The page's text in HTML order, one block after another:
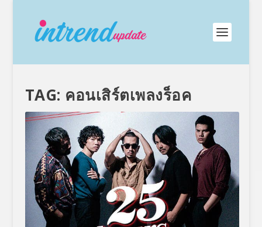
TAG: คอนเสิร์ตเพลงร็อค